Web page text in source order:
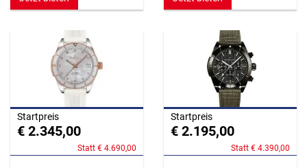
Startpreis
€ 2.345,00
Statt € 4.690,00
Startpreis
€ 2.195,00
Statt € 4.390,00